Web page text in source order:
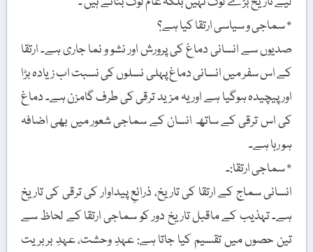
٭ سماجی و سیاسی ارتقا کیا ہے؟
صدیوں سے انسانی دماغ کی پرورش اور نشو و نما جاری ہے۔ ارتقا
کے اس سفر میں انسانی دماغ پہلی نسلوں کی نسبت اب زیادہ بڑا
اور پیچیدہ ہوگیا ہے اور یہ مزید ترقی کی طرف گامزن ہے۔ دماغ
کی اس ترقی کے ساتھ انسان کے سماجی شعور میں بھی اضافہ
ہو رہا ہے۔
٭ سماجی ارتقا:۔
انسانی سماج کے ارتقا کی تاریخ، ذرائعِ پیداوار کی ترقی کی تاریخ
ہے۔ تہذیب کے ماقبل تاریخ دور کو سماجی ارتقا کے لحاظ سے
تین حصوں میں تقسیم کیا جاتا ہے: عہدِ وحشت، عہدِ بربریت